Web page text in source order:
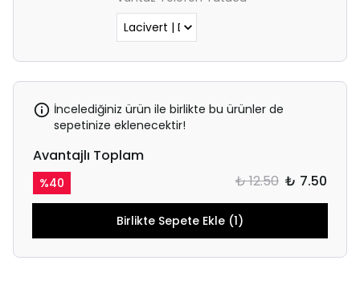
İncelediğiniz ürün ile birlikte bu ürünler de
sepetinize eklenecektir!
Avantajlı Toplam
%40 ₺ 12.50 ₺ 7.50
Birlikte Sepete Ekle (1)